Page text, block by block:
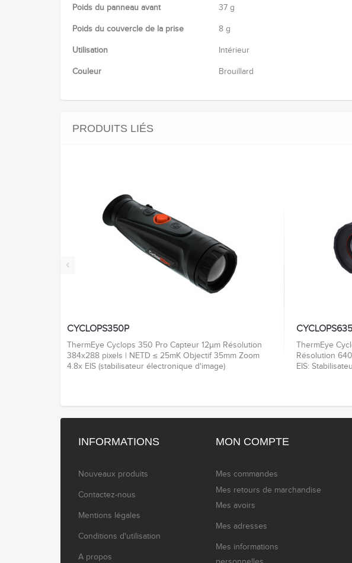
Poids du panneau avant 37 g
Poids du couvercle de la prise 8 g
Utilisation Intérieur
Couleur Brouillard
PRODUITS LIÉS
‹
CYCLOPS350P
ThermEye Cyclops 350 Pro Capteur 12µm Résolution
384x288 pixels | NETD ≤ 25mK Objectif 35mm Zoom
4.8x EIS (stabilisateur électronique d'image)
CYCLOPS635
ThermEye
Résolution
EIS:
INFORMATIONS
Nouveaux produits
Contactez-nous
Mentions légales
Conditions d'utilisation
A propos
MON COMPTE
Mes commandes
Mes retours de marchandise
Mes avoirs
Mes adresses
Mes informations